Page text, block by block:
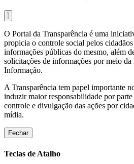
O Portal da Transparência é uma
propicia o controle social pelos
informações públicas do mesmo, além
solicitações de informações por meio da
Informação.
A Transparência tem papel importante
induzir maior responsabilidade por
controle e divulgação das ações por
mídia.
Fechar
Teclas de Atalho